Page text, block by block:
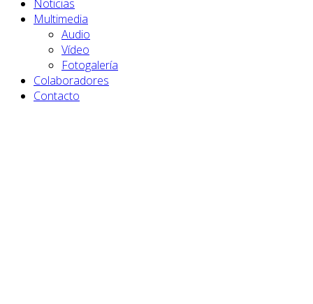
Noticias
Multimedia
Audio
Vídeo
Fotogalería
Colaboradores
Contacto